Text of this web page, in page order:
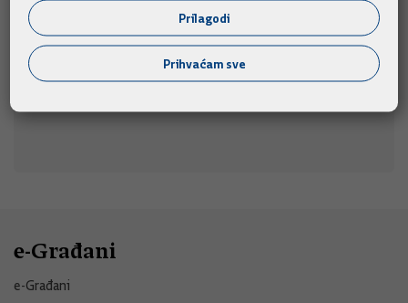
domovinske zahvalnosti, Dana hrvatskih branitelja i 31.
obljetnice Vojno-redarstvene operacije "Oluja",u
srijedu, 5. kolovoza 2026., u Kninu.
e-Građani
e-Građani
Prilagodi
Prihvaćam sve